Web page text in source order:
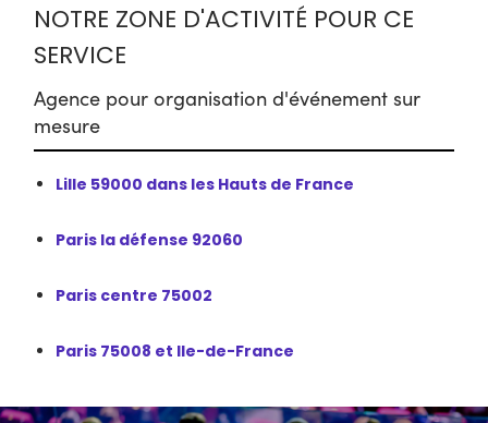
NOTRE ZONE D'ACTIVITÉ POUR CE
SERVICE
Agence pour organisation d'événement sur
mesure
Lille 59000 dans les Hauts de France
Paris la défense 92060
Paris centre 75002
Paris 75008 et Ile-de-France